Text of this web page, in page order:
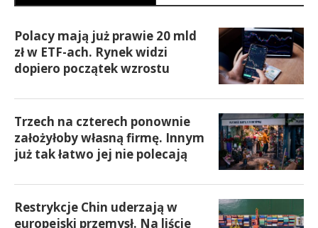
Polacy mają już prawie 20 mld
zł w ETF-ach. Rynek widzi
dopiero początek wzrostu
Trzech na czterech ponownie
założyłoby własną firmę. Innym
już tak łatwo jej nie polecają
Restrykcje Chin uderzają w
europejski przemysł. Na liście